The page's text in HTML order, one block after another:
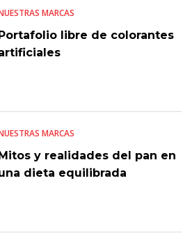
MARCAS
Portafolio libre de colorantes
MARCAS
Mitos y realidades del pan en
dieta equilibrada